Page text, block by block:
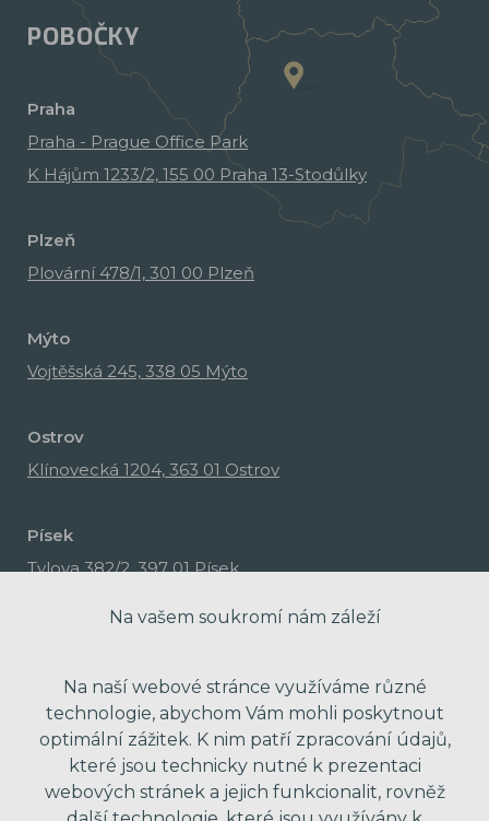
POBOČKY
Praha
Praha - Prague Office Park
K Hájům 1233/2, 155 00 Praha 13-Stodůlky
Plzeň
Plovární 478/1, 301 00 Plzeň
Mýto
Vojtěšská 245, 338 05 Mýto
Ostrov
Klínovecká 1204, 363 01 Ostrov
Písek
Tylova 382/2, 397 01 Písek
Na vašem soukromí nám záleží
Na naší webové stránce využíváme různé
technologie, abychom Vám mohli poskytnout
optimální zážitek. K nim patří zpracování údajů,
které jsou technicky nutné k prezentaci
webových stránek a jejich funkcionalit, rovněž